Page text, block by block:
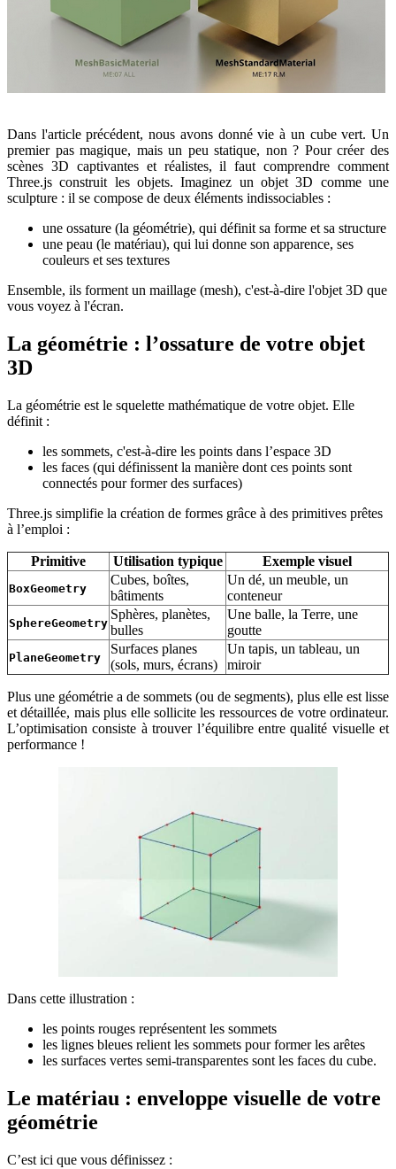
Dans l'article précédent, nous avons donné vie à un cube vert. Un
premier pas magique, mais un peu statique, non ? Pour créer des
scènes 3D captivantes et réalistes, il faut comprendre comment
Three.js construit les objets. Imaginez un objet 3D comme une
sculpture : il se compose de deux éléments indissociables :
une ossature (la géométrie), qui définit sa forme et sa structure
une peau (le matériau), qui lui donne son apparence, ses
couleurs et ses textures
Ensemble, ils forment un maillage (mesh), c'est-à-dire l'objet 3D que
vous voyez à l'écran.
La géométrie : l’ossature de votre objet
3D
La géométrie est le squelette mathématique de votre objet. Elle
définit :
les sommets, c'est-à-dire les points dans l’espace 3D
les faces (qui définissent la manière dont ces points sont
connectés pour former des surfaces)
Three.js simplifie la création de formes grâce à des primitives prêtes
à l’emploi :
Primitive Utilisation typique Exemple visuel
BoxGeometry
Cubes, boîtes,
bâtiments
Un dé, un meuble, un
conteneur
SphereGeometry
Sphères, planètes,
bulles
Une balle, la Terre, une
goutte
PlaneGeometry
Surfaces planes
(sols, murs, écrans)
Un tapis, un tableau, un
miroir
Plus une géométrie a de sommets (ou de segments), plus elle est lisse
et détaillée, mais plus elle sollicite les ressources de votre ordinateur.
L’optimisation consiste à trouver l’équilibre entre qualité visuelle et
performance !
Dans cette illustration :
les points rouges représentent les sommets
les lignes bleues relient les sommets pour former les arêtes
les surfaces vertes semi-transparentes sont les faces du cube.
Le matériau : enveloppe visuelle de votre
géométrie
C’est ici que vous définissez :